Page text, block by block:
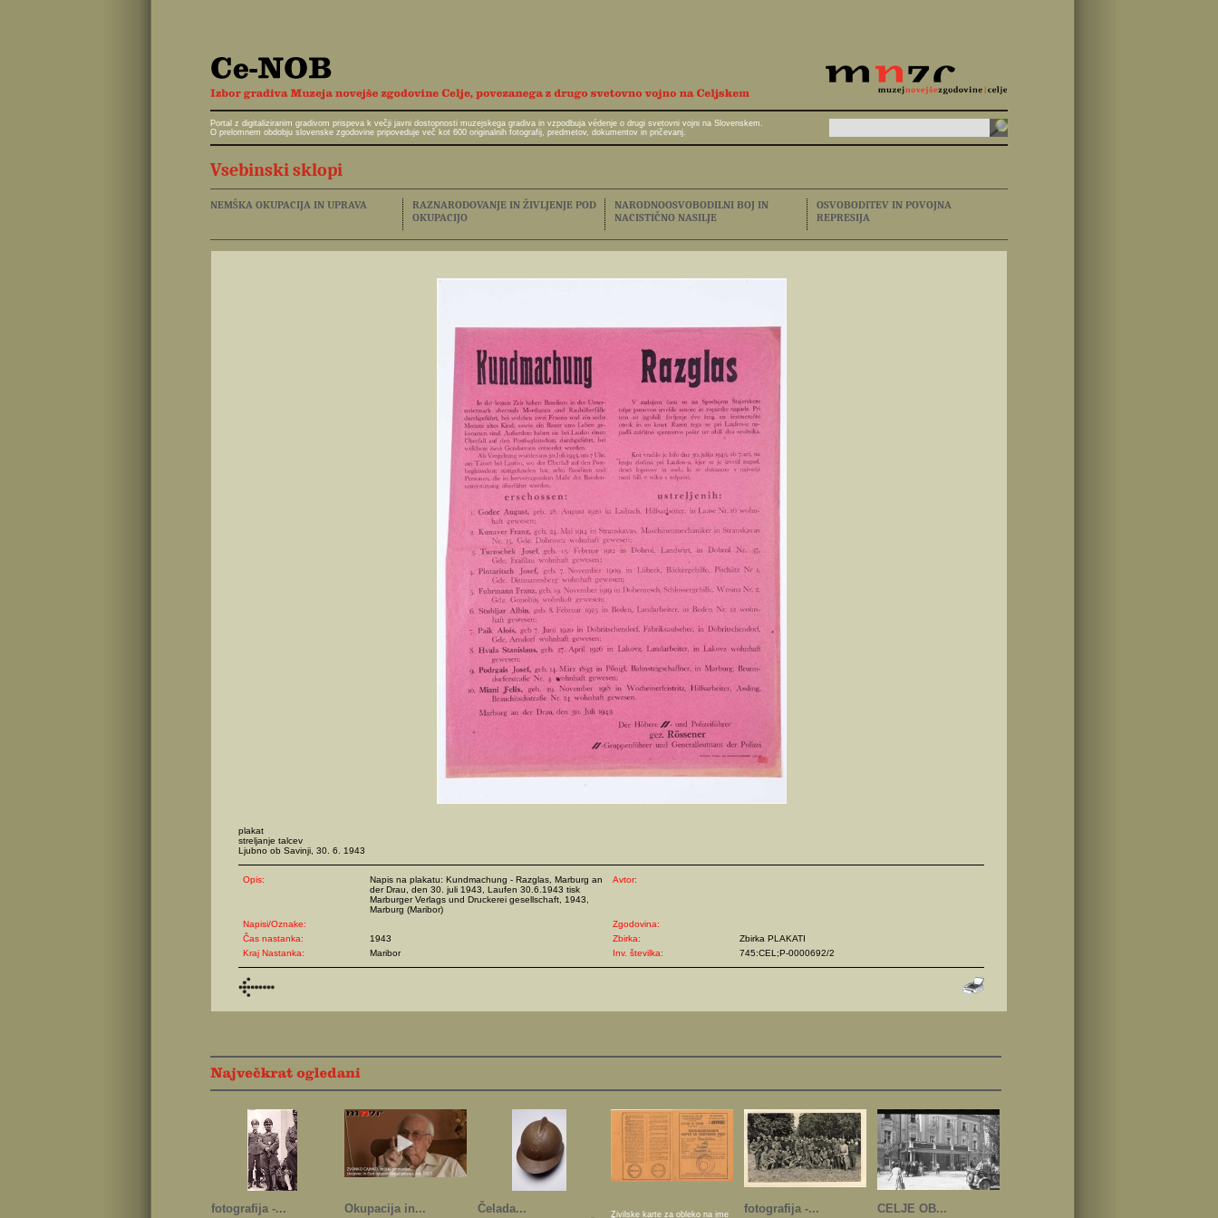
Portal z digitaliziranim gradivom prispeva k večji javni dostopnosti muzejskega gradiva in vzpodbuja védenje o drugi svetovni vojni na Slovenskem.
O prelomnem obdobju slovenske zgodovine pripoveduje več kot 600 originalnih fotografij, predmetov, dokumentov in pričevanj.
Vsebinski sklopi
NEMŠKA OKUPACIJA IN UPRAVA
RAZNARODOVANJE IN ŽIVLJENJE POD
OKUPACIJO
NARODNOOSVOBODILNI BOJ IN
NACISTIČNO NASILJE
OSVOBODITEV IN POVOJNA
REPRESIJA
plakat
streljanje talcev
Ljubno ob Savinji, 30. 6. 1943
Opis:
Napis na plakatu: Kundmachung - Razglas, Marburg an
der Drau, den 30. juli 1943, Laufen 30.6.1943 tisk
Marburger Verlags und Druckerei gesellschaft, 1943,
Marburg (Maribor)
Avtor:
Napisi/Oznake:
Zgodovina:
Čas nastanka:
1943 Zbirka:
Zbirka PLAKATI
Kraj Nastanka:
Maribor Inv. številka: 745:CEL;P-0000692/2
fotografija -... Okupacija in... Čelada... Živilske karte za obleko na ime fotografija -... CELJE OB...